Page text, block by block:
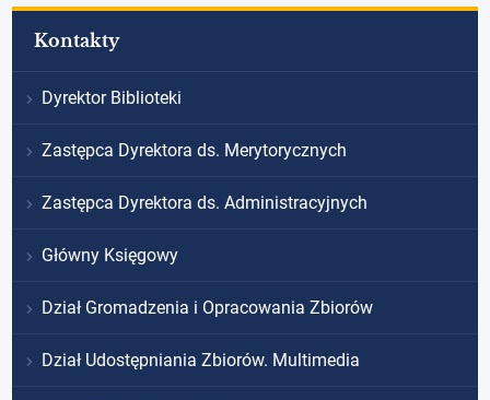
Kontakty
Dyrektor Biblioteki
Zastępca Dyrektora ds. Merytorycznych
Zastępca Dyrektora ds. Administracyjnych
Główny Księgowy
Dział Gromadzenia i Opracowania Zbiorów
Dział Udostępniania Zbiorów. Multimedia